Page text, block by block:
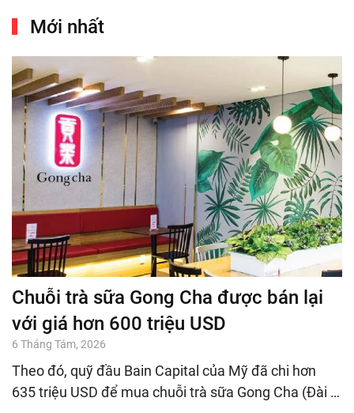
Mới nhất
Chuỗi trà sữa Gong Cha được bán lại
với giá hơn 600 triệu USD
6 Tháng Tám, 2026
Theo đó, quỹ đầu Bain Capital của Mỹ đã chi hơn
635 triệu USD để mua chuỗi trà sữa Gong Cha (Đài …